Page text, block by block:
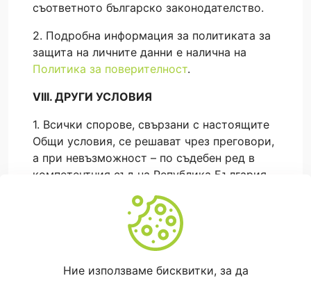
съответното българско законодателство.
2. Подробна информация за политиката за
защита на личните данни е налична на
Политика за поверителност.
VIII. ДРУГИ УСЛОВИЯ
1. Всички спорове, свързани с настоящите
Общи условия, се решават чрез преговори,
а при невъзможност – по съдебен ред в
компетентния съд на Република България.
2. Настоящите Общи условия влизат в сила
от момента на публикуването им.
Ние използваме бисквитки, за да